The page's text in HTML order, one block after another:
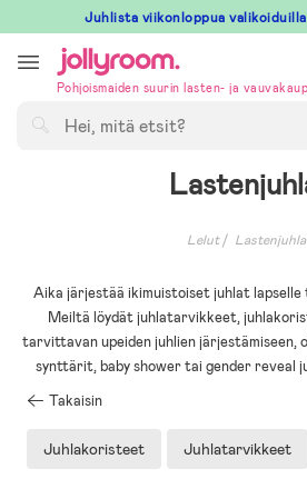
till
innehållet
Juhlista viikonloppua
Pohjoismaiden suurin lasten- ja
Lelut
Aika järjestää ikimuistoiset juhlat lapselle
Meiltä löydät juhlatarvikkeet,
tarvittavan upeiden juhlien järjestämiseen,
synttärit, baby shower tai gender reveal
Takaisin
Juhlakoristeet Juhlatarvikkeet